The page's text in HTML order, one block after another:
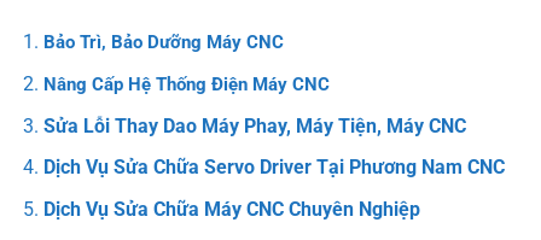
Bảo Trì, Bảo Dưỡng Máy CNC
Nâng Cấp Hệ Thống Điện Máy CNC
Sửa Lỗi Thay Dao Máy Phay, Máy Tiện, Máy CNC
Dịch Vụ Sửa Chữa Servo Driver Tại Phương Nam CNC
Dịch Vụ Sửa Chữa Máy CNC Chuyên Nghiệp